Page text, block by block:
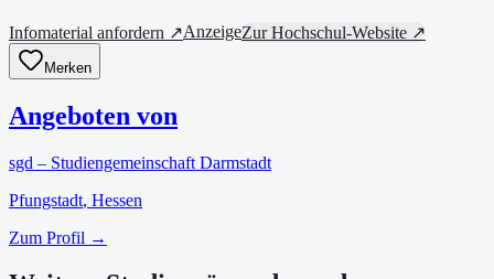
Infomaterial anfordern ↗AnzeigeZur Hochschul-Website ↗
Merken
Angeboten von
sgd – Studiengemeinschaft Darmstadt
Pfungstadt, Hessen
Zum Profil →